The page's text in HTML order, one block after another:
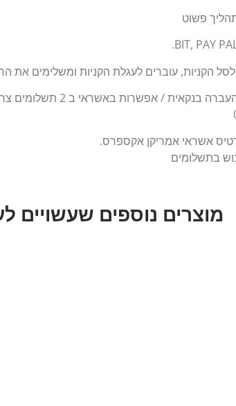
פשוט
הקניות, עוברים לעגלת הקניות ומשלימים את
/ אפשרות באשראי ב 2 תשלומים צרו איתי קשר:
אשראי אמריקן אקספרס.
בתשלומים
מוצרים נוספים שעשויים